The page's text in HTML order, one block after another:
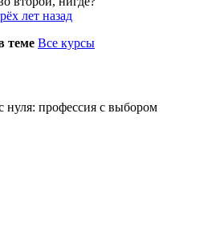
лет назад
теме Все курсы
нуля: профессия с выбором